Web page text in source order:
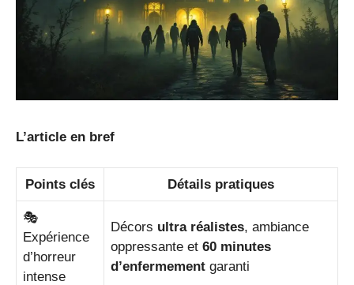
L’article en bref
Points clés Détails pratiques
🎭
Expérience
d’horreur
intense
Décors ultra réalistes, ambiance
oppressante et 60 minutes
d’enfermement garanti